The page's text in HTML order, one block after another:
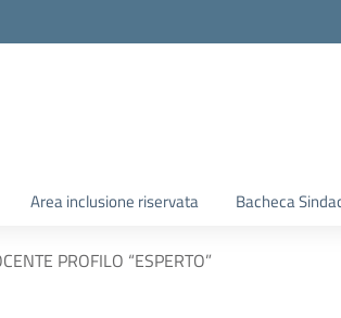
Area inclusione riservata Bacheca
PROFILO “ESPERTO”